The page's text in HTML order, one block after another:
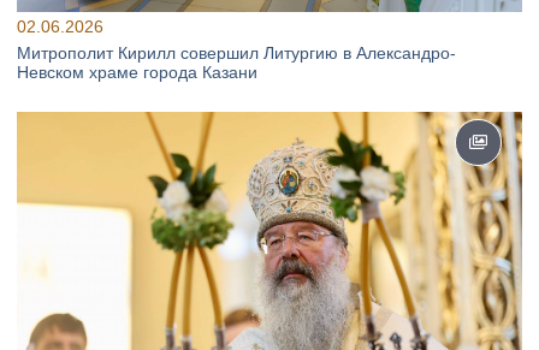
02.06.2026
Митрополит Кирилл совершил Литургию в Александро-
Невском храме города Казани